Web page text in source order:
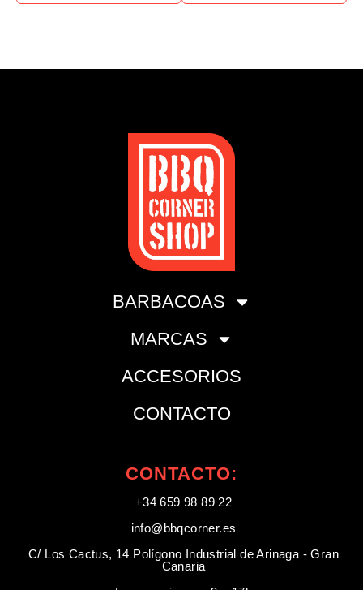
BARBACOAS
MARCAS
ACCESORIOS
CONTACTO
CONTACTO:
+34 659 98 89 22
info@bbqcorner.es​
C/ Los Cactus, 14 Polígono Industrial de Arinaga - Gran
Canaria